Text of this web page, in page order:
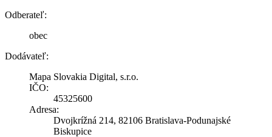
Odberateľ:
obec
Dodávateľ:
Mapa Slovakia Digital, s.r.o.
IČO:
45325600
Adresa:
Dvojkrížná 214, 82106 Bratislava-Podunajské
Biskupice